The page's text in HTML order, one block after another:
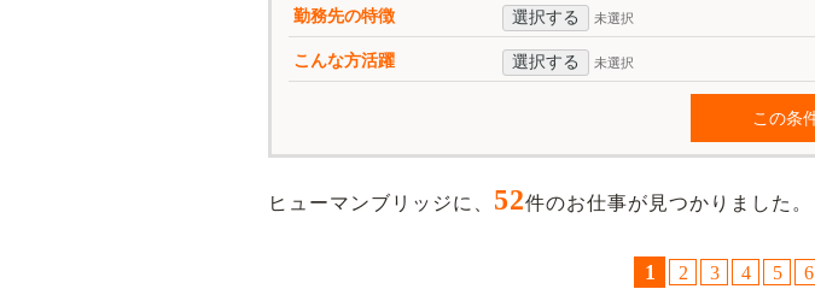
勤務先の特徴 選択する 未選択
こんな方活躍 選択する 未選択
ヒューマンブリッジに、 52件のお仕事が見つかりました。
1 2 3 4 5 6